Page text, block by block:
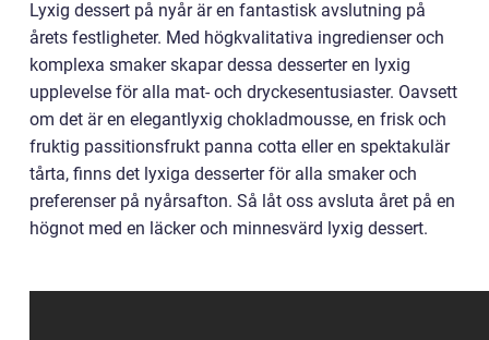
Lyxig dessert på nyår är en fantastisk avslutning på
årets festligheter. Med högkvalitativa ingredienser och
komplexa smaker skapar dessa desserter en lyxig
upplevelse för alla mat- och dryckesentusiaster. Oavsett
om det är en elegantlyxig chokladmousse, en frisk och
fruktig passitionsfrukt panna cotta eller en spektakulär
tårta, finns det lyxiga desserter för alla smaker och
preferenser på nyårsafton. Så låt oss avsluta året på en
högnot med en läcker och minnesvärd lyxig dessert.